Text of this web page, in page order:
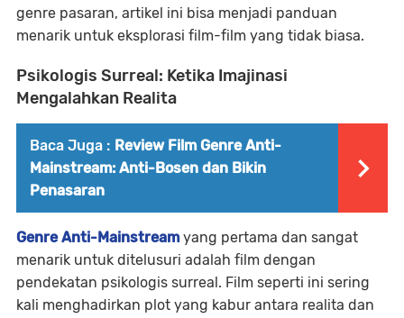
genre pasaran, artikel ini bisa menjadi panduan
menarik untuk eksplorasi film-film yang tidak biasa.
Psikologis Surreal: Ketika Imajinasi
Mengalahkan Realita
Baca Juga : Review Film Genre Anti-
Mainstream: Anti-Bosen dan Bikin
Penasaran
Genre Anti-Mainstreamyang pertama dan sangat
menarik untuk ditelusuri adalah film dengan
pendekatan psikologis surreal. Film seperti ini sering
kali menghadirkan plot yang kabur antara realita dan